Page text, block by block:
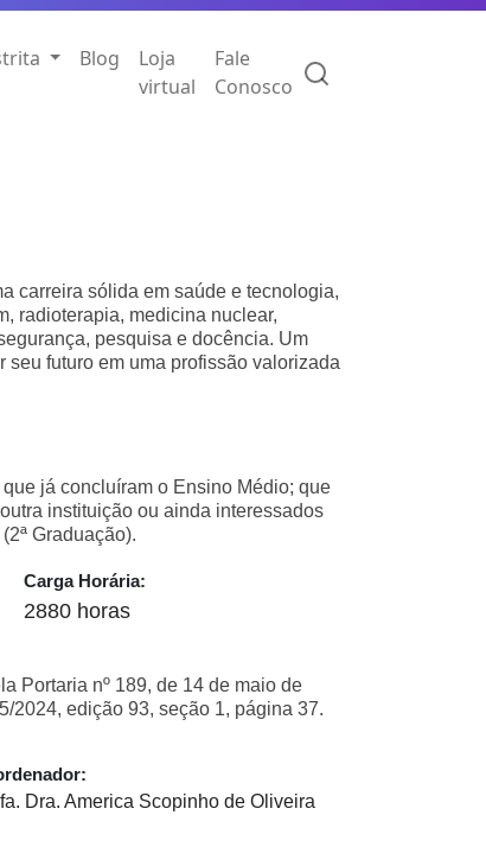
Blog
Loja
virtual
Fale
Conosco
carreira sólida em saúde e tecnologia,
radioterapia, medicina nuclear,
pesquisa e docência. Um
seu futuro em uma profissão valorizada
já concluíram o Ensino Médio; que
instituição ou ainda interessados
Graduação).
Carga Horária:
2880 horas
Portaria nº 189, de 14 de maio de
2024, edição 93, seção 1, página 37.
Dra. America Scopinho de Oliveira